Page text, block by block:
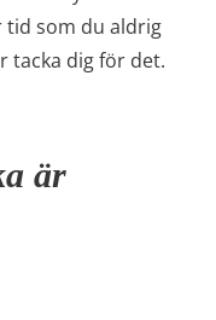
tid som du aldrig
tacka dig för det.
är